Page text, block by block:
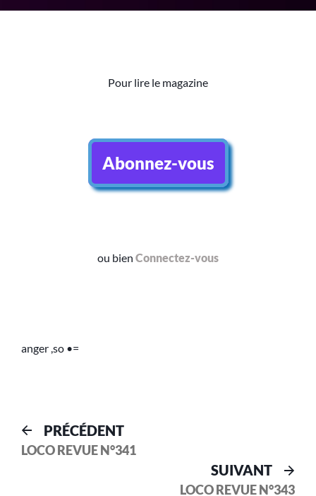
Pour lire le magazine
Abonnez-vous
ou bien Connectez-vous
anger ,so •=
PRÉCÉDENT
LOCO REVUE N°341
SUIVANT
LOCO REVUE N°343